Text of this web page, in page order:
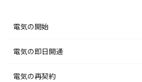
電気の開始
北海道電力エリア
東北電力エリア
電気の即日開通
北海道電力エリア
電気の再契約